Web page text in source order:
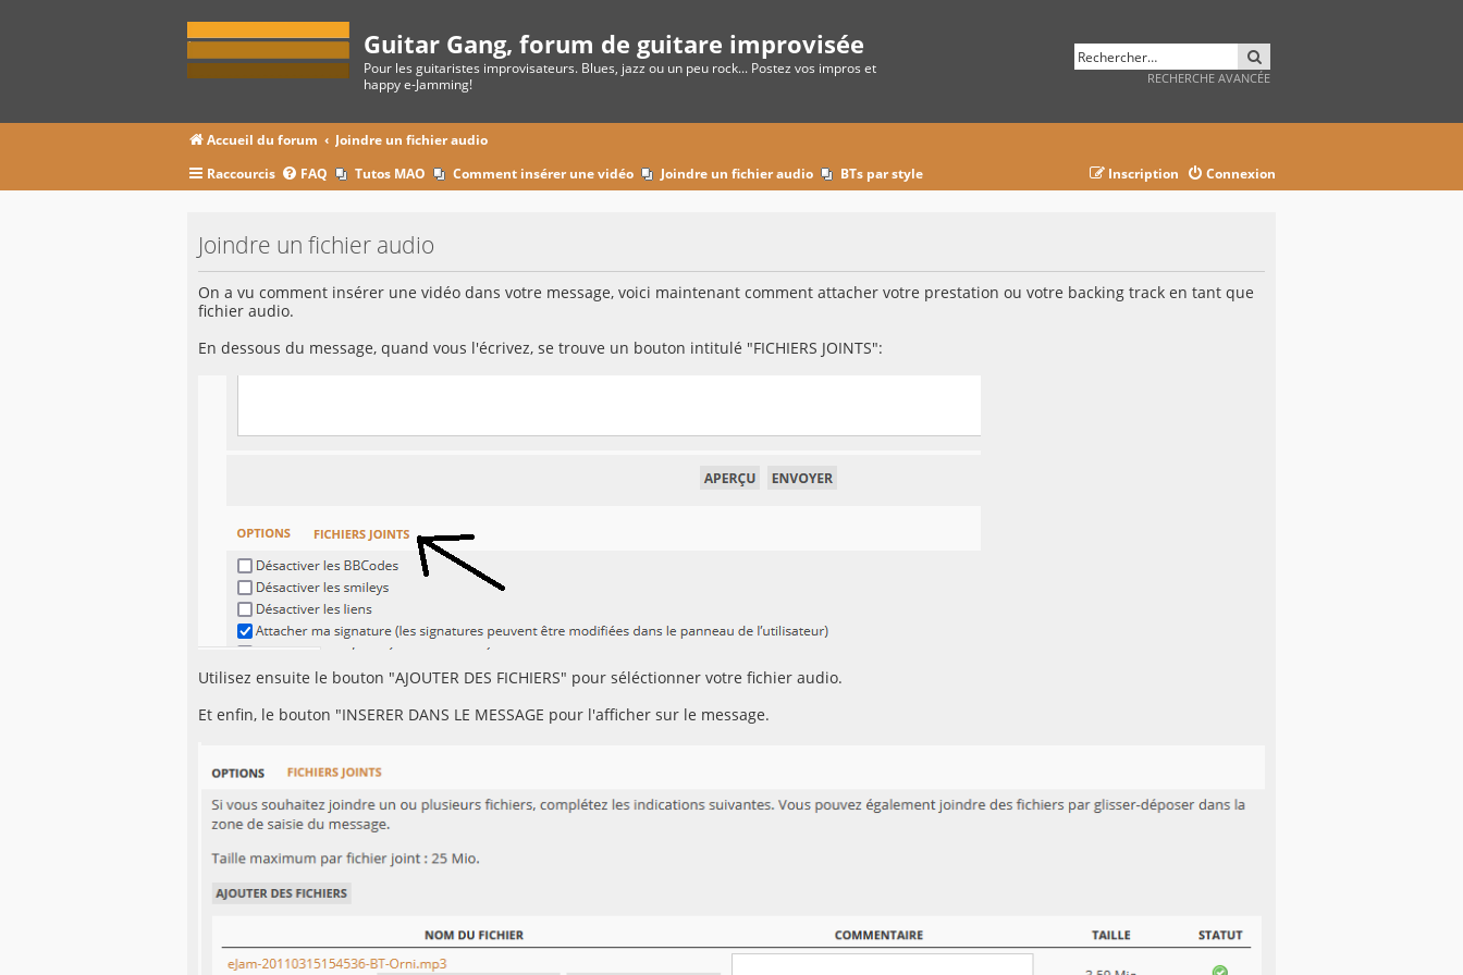
Guitar Gang, forum de guitare improvisée
Pour les guitaristes improvisateurs. Blues, jazz ou un peu rock... Postez vos impros et
happy e-Jamming!
RECHERCHE AVANCÉE
Accueil du forum
Joindre un fichier audio
Raccourcis
FAQ Tutos MAO Comment insérer une vidéo Joindre un fichier audio BTs par style Connexion
Inscription
Joindre un fichier audio
On a vu comment insérer une vidéo dans votre message, voici maintenant comment attacher votre prestation ou votre backing track en tant que
fichier audio.
En dessous du message, quand vous l'écrivez, se trouve un bouton intitulé "FICHIERS JOINTS":
Utilisez ensuite le bouton "AJOUTER DES FICHIERS" pour séléctionner votre fichier audio.
Et enfin, le bouton "INSERER DANS LE MESSAGE pour l'afficher sur le message.